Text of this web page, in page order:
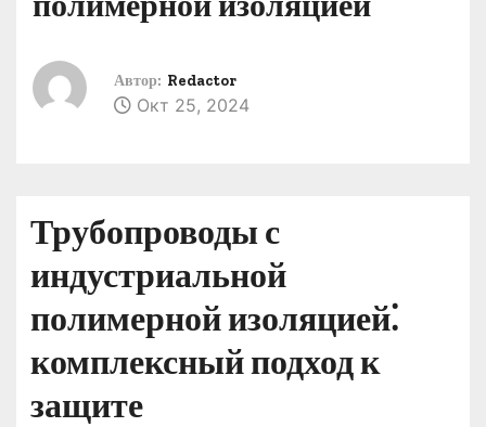
Автор: Redactor
Окт 25, 2024
Трубопроводы с
индустриальной
полимерной изоляцией⁚
комплексный подход к
защите